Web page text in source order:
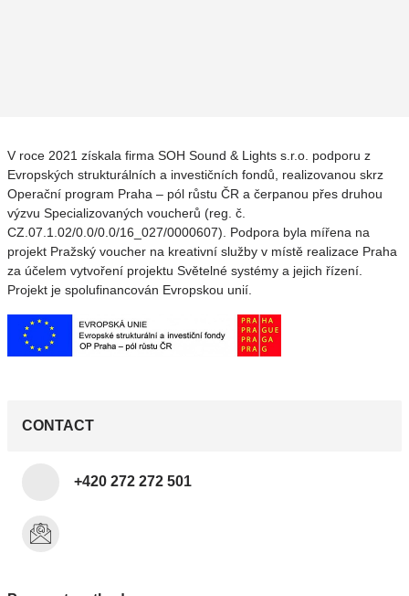
V roce 2021 získala firma SOH Sound & Lights s.r.o. podporu z
Evropských strukturálních a investičních fondů, realizovanou skrz
Operační program Praha – pól růstu ČR a čerpanou přes druhou
výzvu Specializovaných voucherů (reg. č.
CZ.07.1.02/0.0/0.0/16_027/0000607). Podpora byla mířena na
projekt Pražský voucher na kreativní služby v místě realizace Praha
za účelem vytvoření projektu Světelné systémy a jejich řízení.
Projekt je spolufinancován Evropskou unií.
CONTACT
+420 272 272 501